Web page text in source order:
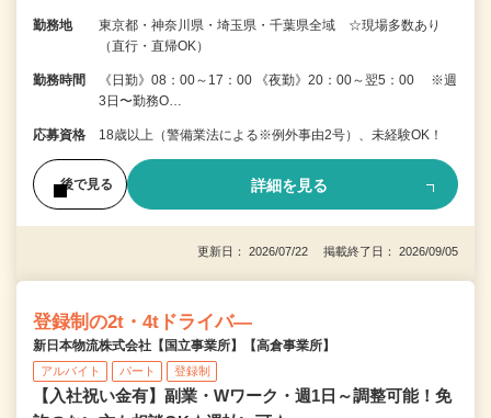
勤務地
東京都・神奈川県・埼玉県・千葉県全域 ☆現場多数あり
（直行・直帰OK）
勤務時間
《日勤》08：00～17：00 《夜勤》20：00～翌5：00 ※週
3日〜勤務O…
応募資格 18歳以上（警備業法による※例外事由2号）、未経験OK！
後で見る 詳細を見る
更新日： 2026/07/22 掲載終了日： 2026/09/05
登録制の2t・4tドライバ―
新日本物流株式会社【国立事業所】【高倉事業所】
アルバイト パート 登録制
【入社祝い金有】副業・Wワーク・週1日～調整可能！免